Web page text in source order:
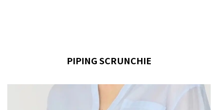
PIPING SCRUNCHIE